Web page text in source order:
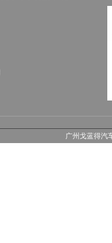
广州戈蓝得汽